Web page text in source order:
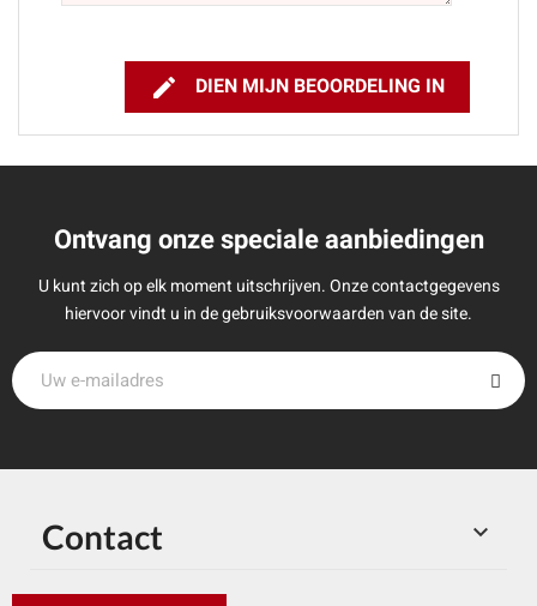
 DIEN MIJN BEOORDELING IN
Ontvang onze speciale aanbiedingen
U kunt zich op elk moment uitschrijven. Onze contactgegevens
hiervoor vindt u in de gebruiksvoorwaarden van de site.

Contact